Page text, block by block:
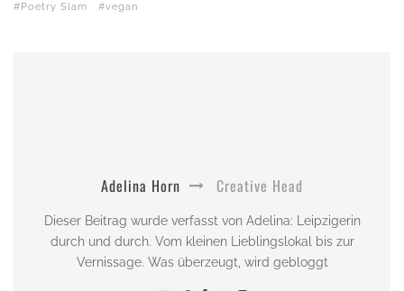
Poetry Slam
vegan
Adelina Horn Creative Head
Dieser Beitrag wurde verfasst von Adelina: Leipzigerin
durch und durch. Vom kleinen Lieblingslokal bis zur
Vernissage. Was überzeugt, wird gebloggt